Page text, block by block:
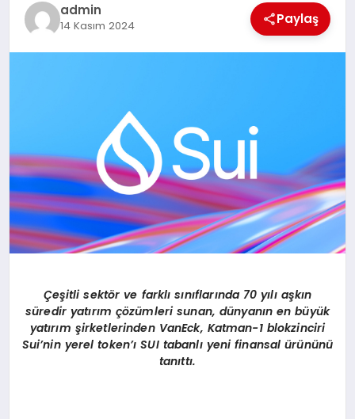
admin
14 Kasım 2024 Paylaş
Çeşitli sektör ve farklı sınıflarında 70 yılı aşkın
süredir yatırım çözümleri sunan, dünyanın en büyük
yatırım şirketlerinden VanEck, Katman-1 blokzinciri
Sui’nin yerel token’ı SUI tabanlı yeni finansal ürününü
tanıttı.